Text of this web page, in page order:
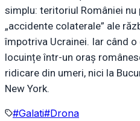
simplu: teritoriul României nu
„accidente colaterale” ale
împotriva Ucrainei. Iar când
locuințe într-un oraș
ridicare din umeri, nici la
New York.
#Galati#Drona